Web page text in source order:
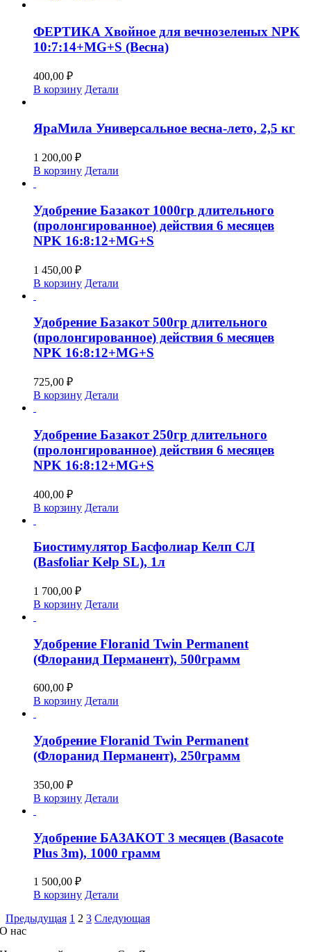
ФЕРТИКА Хвойное для вечнозеленых NPK
10:7:14+MG+S (Весна)
400,00 ₽
В корзину Детали
ЯраМила Универсальное весна-лето, 2,5 кг
1 200,00 ₽
В корзину Детали
Удобрение Базакот 1000гр длительного
(пролонгированное) действия 6 месяцев
NPK 16:8:12+MG+S
1 450,00 ₽
В корзину Детали
Удобрение Базакот 500гр длительного
(пролонгированное) действия 6 месяцев
NPK 16:8:12+MG+S
725,00 ₽
В корзину Детали
Удобрение Базакот 250гр длительного
(пролонгированное) действия 6 месяцев
NPK 16:8:12+MG+S
400,00 ₽
В корзину Детали
Биостимулятор Басфолиар Келп СЛ
(Basfoliar Kelp SL), 1л
1 700,00 ₽
В корзину Детали
Удобрение Floranid Twin Permanent
(Флоранид Перманент), 500грамм
600,00 ₽
В корзину Детали
Удобрение Floranid Twin Permanent
(Флоранид Перманент), 250грамм
350,00 ₽
В корзину Детали
Удобрение БАЗАКОТ 3 месяцев (Basacote
Plus 3m), 1000 грамм
1 500,00 ₽
В корзину Детали
Предыдущая 1 2 3 Следующая
О нас